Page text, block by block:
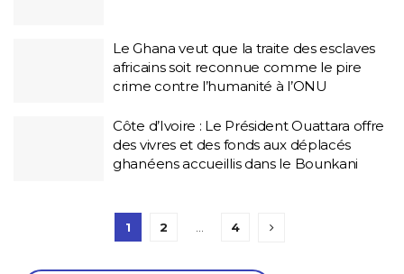
Le Ghana veut que la traite des esclaves
africains soit reconnue comme le pire
crime contre l’humanité à l’ONU
Côte d’Ivoire : Le Président Ouattara offre
des vivres et des fonds aux déplacés
ghanéens accueillis dans le Bounkani
1 2 4